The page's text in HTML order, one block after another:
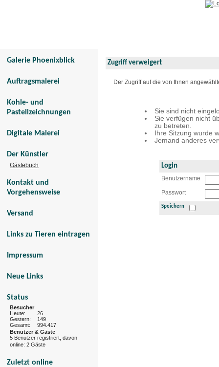
Galerie Phoenixblick
Auftragsmalerei
Kohle- und
Pastellzeichnungen
Digitale Malerei
Der Künstler
Gästebuch
Kontakt und
Vorgehensweise
Versand
Links zu Tieren eintragen
Impressum
Neue Links
Status
Besucher
Heute:
26
Gestern:
149
Gesamt:
994.417
Benutzer & Gäste
5 Benutzer registriert, davon
online: 2 Gäste
Zuletzt online
Zugriff verweigert
Der Zugriff auf die von Ihnen
Sie sind nicht
Sie verfügen nicht
zu betreten.
Ihre Sitzung wurde
Jemand anderes
Login
Benutzername
Passwort
Speichern